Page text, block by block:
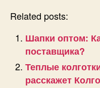
Related posts:
Шапки оптом:
поставщика?
Теплые
расскажет